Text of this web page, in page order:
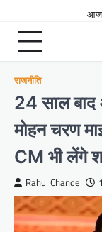
राजनीति
24 साल बाद
मोहन चरण
CM भी लेंगे
Rahul Chandel